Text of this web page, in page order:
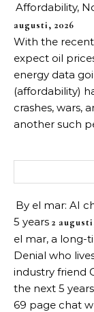
Affordability,
augusti, 2026
With the
expect oil
energy data
(affordability)
crashes, wars,
another such
By el mar: AI
5 years 2
el mar, a long-
Denial who
industry friend
the next 5
69 page chat